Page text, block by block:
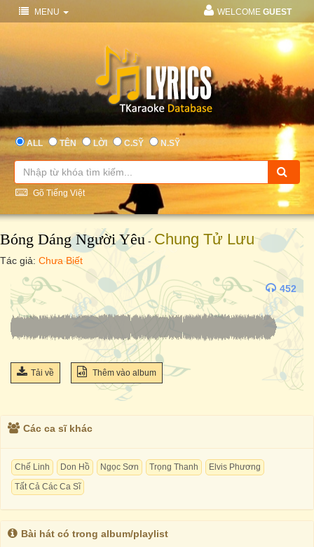
MENU WELCOME GUEST
ALL TÊN LỜI C.SỸ N.SỸ
Gõ Tiếng Việt
Bóng Dáng Người Yêu - Chung Tử Lưu
Tác giả: Chưa Biết
452
Tải về Thêm vào album
Các ca sĩ khác
Chế Linh Don Hồ Ngọc Sơn Trọng Thanh
Elvis Phương
Tất Cả Các Ca Sĩ
Bài hát có trong album/playlist